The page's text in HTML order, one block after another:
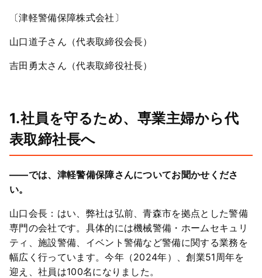
〔津軽警備保障株式会社〕
山口道子さん（代表取締役会長）
吉田勇太さん（代表取締役社長）
1.社員を守るため、専業主婦から代
表取締社長へ
――では、津軽警備保障さんについてお聞かせくださ
い。
山口会長：はい、弊社は弘前、青森市を拠点とした警備
専門の会社です。具体的には機械警備・ホームセキュリ
ティ、施設警備、イベント警備など警備に関する業務を
幅広く行っています。今年（2024年）、創業51周年を
迎え、社員は100名になりました。